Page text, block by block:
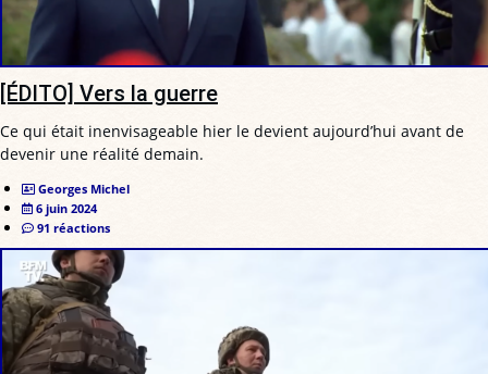
[ÉDITO] Vers la guerre
Ce qui était inenvisageable hier le devient aujourd’hui avant de
devenir une réalité demain.
Georges Michel
6 juin 2024
91 réactions